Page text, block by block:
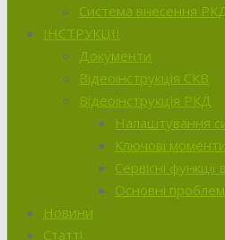
Система внесення РКД
ІНСТРУКЦІЇ
Документи
Відеоінструкція СКВ
Відеоінструкція РКД
Налаштування
Ключові
Сервісні
Основні
Новини
Статті